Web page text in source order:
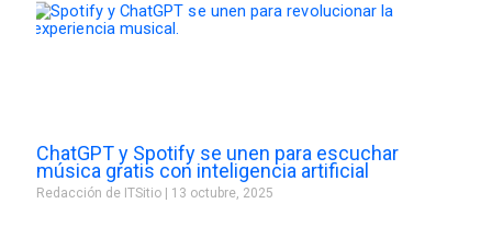
ChatGPT y Spotify se unen para escuchar
música gratis con inteligencia artificial
Redacción de ITSitio 13 octubre, 2025